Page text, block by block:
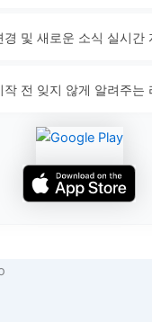
경 및 새로운 소식 실시간
작 전 잊지 않게 알려주는